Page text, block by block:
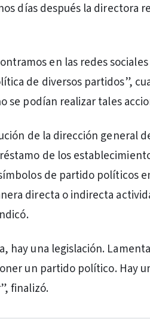
días después la directora
en las redes
de diversos partidos”,
se podían realizar tales
de la dirección general
de los
de partido políticos
directa o indirecta
hay una legislación.
un partido político. Hay
finalizó.